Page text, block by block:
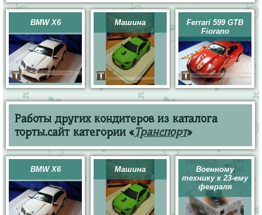
BMW X6 Машина
Ferrari 599 GTB
Fiorano
Работы других кондитеров из каталога
торты.сайт категории «Транспорт»
BMW X6 Машина
Военному
технику к 23-ему
февраля